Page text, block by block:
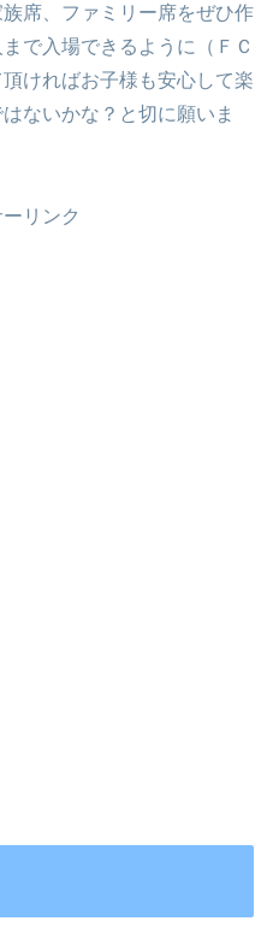
席、ファミリー席をぜひ作
で入場できるように（ＦＣ
ければお子様も安心して楽
ないかな？と切に願いま
リンク